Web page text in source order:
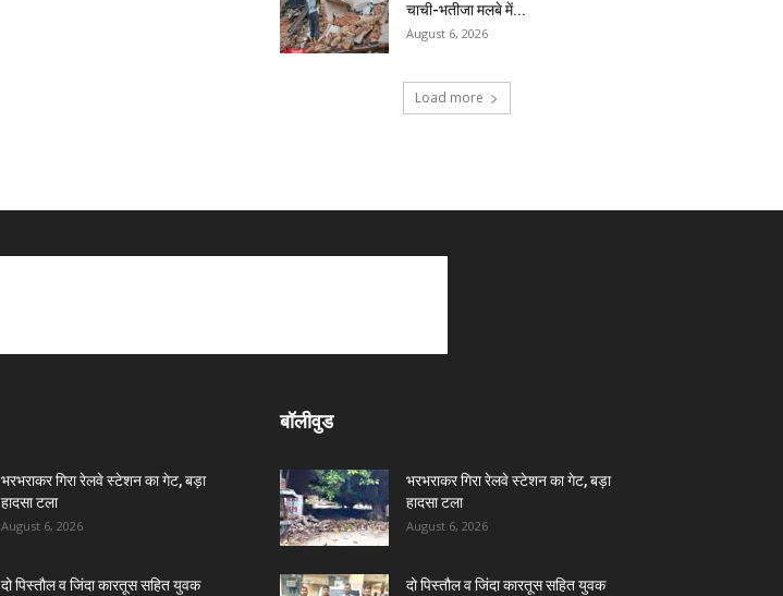
चाची-भतीजा मलबे में...
August 6, 2026
Load more
भरभराकर गिरा रेलवे स्टेशन का गेट, बड़ा
हादसा टला
August 6, 2026
दो पिस्तौल व जिंदा कारतूस सहित युवक
बॉलीवुड
भरभराकर गिरा रेलवे स्टेशन का गेट, बड़ा
हादसा टला
August 6, 2026
दो पिस्तौल व जिंदा कारतूस सहित युवक